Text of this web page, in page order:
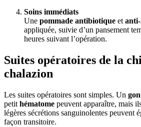
Soins immédiats
Une pommade antibiotique et
appliquée, suivie d’un pansement
heures suivant l’opération.
Suites opératoires de la
chalazion
Les suites opératoires sont simples. Un
petit hématome peuvent apparaître, mais
légères sécrétions sanguinolentes peuvent
façon transitoire.